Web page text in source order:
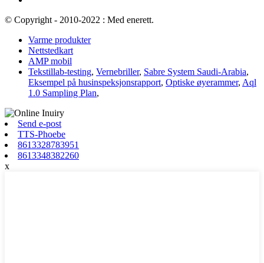
© Copyright - 2010-2022 : Med enerett.
Varme produkter
Nettstedkart
AMP mobil
Tekstillab-testing, Vernebriller, Sabre System Saudi-Arabia,
Eksempel på husinspeksjonsrapport, Optiske øyerammer, Aql
1.0 Sampling Plan,
Send e-post
TTS-Phoebe
8613328783951
8613348382260
x